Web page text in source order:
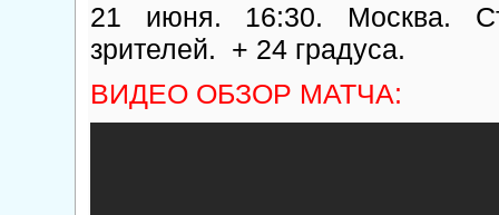
21 июня. 16:30. Москва.
зрителей. + 24 градуса.
ВИДЕО ОБЗОР МАТЧА: